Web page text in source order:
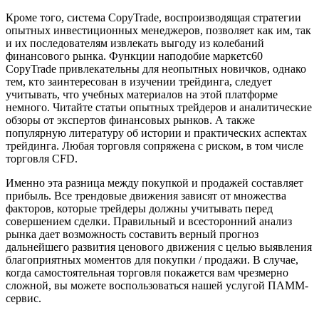
Кроме того, система CopyTrade, воспроизводящая стратегии
опытных инвестиционных менеджеров, позволяет как им, так
и их последователям извлекать выгоду из колебаний
финансового рынка. Функции наподобие маркетс60
CopyTrade привлекательны для неопытных новичков, однако
тем, кто заинтересован в изучении трейдинга, следует
учитывать, что учебных материалов на этой платформе
немного. Читайте статьи опытных трейдеров и аналитические
обзоры от экспертов финансовых рынков. А также
популярную литературу об истории и практических аспектах
трейдинга. Любая торговля сопряжена с риском, в том числе
торговля CFD.
Именно эта разница между покупкой и продажей составляет
прибыль. Все трендовые движения зависят от множества
факторов, которые трейдеры должны учитывать перед
совершением сделки. Правильный и всесторонний анализ
рынка дает возможность составить верный прогноз
дальнейшего развития ценового движения с целью выявления
благоприятных моментов для покупки / продажи. В случае,
когда самостоятельная торговля покажется вам чрезмерно
сложной, вы можете воспользоваться нашей услугой ПАММ-
сервис.